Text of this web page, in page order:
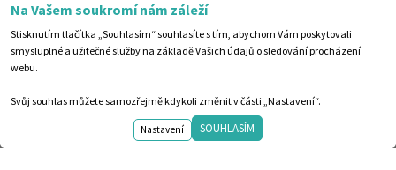
Na Vašem soukromí nám záleží
Stisknutím tlačítka „Souhlasím“ souhlasíte s tím, abychom Vám poskytovali
smysluplné a užitečné služby na základě Vašich údajů o sledování procházení
webu.
Svůj souhlas můžete samozřejmě kdykoli změnit v části „Nastavení“.
Nastavení SOUHLASÍM